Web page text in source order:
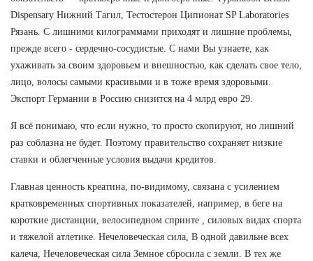
Dispensary Нижний Тагил, Тестостерон Ципионат SP Laboratories
Рязань. С лишними килограммами приходят и лишние проблемы,
прежде всего - сердечно-сосудистые. С нами Вы узнаете, как
ухаживать за своим здоровьем и внешностью, как сделать свое тело,
лицо, волосы самыми красивыми и в тоже время здоровыми.
Экспорт Германии в Россию снизится на 4 млрд евро 29.
Я всё понимаю, что если нужно, то просто скопируют, но лишний
раз соблазна не будет. Поэтому правительство сохраняет низкие
ставки и облегченные условия выдачи кредитов.
Главная ценность креатина, по-видимому, связана с усилением
кратковременных спортивных показателей, например, в беге на
короткие дистанции, велосипедном спринте , силовых видах спорта
и тяжелой атлетике. Нечеловеческая сила, В одной давильне всех
калеча, Нечеловеческая сила Земное сбросила с земли. В тех же